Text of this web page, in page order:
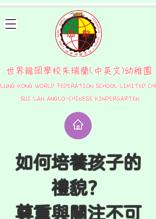
世界龍岡學校朱瑞蘭(中英文)幼稚園
LUNG KONG WORLD FEDERATION SCHOOL LIMITED CHU
SUI LAN ANGLO-CHINESE KINDERGARTEN
如何培養孩子的
禮貌？
尊重與關注不可